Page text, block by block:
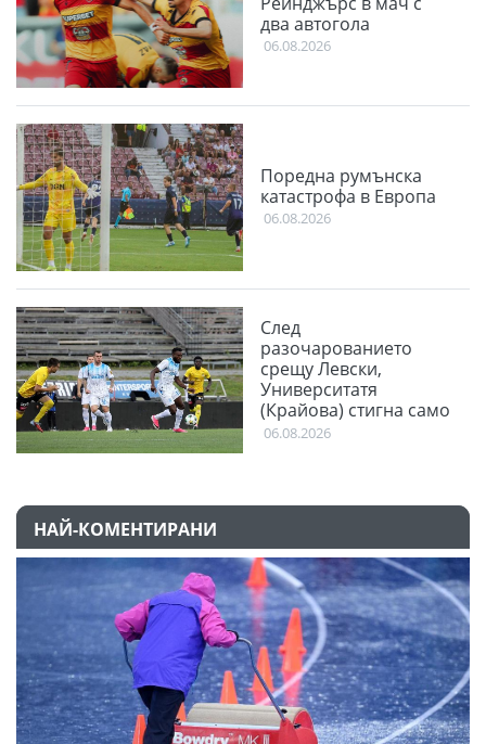
два автогола
06.08.2026
Поредна румънска
катастрофа в Европа
06.08.2026
След
разочарованието
срещу Левски,
Университатя
(Крайова) стигна само
до равенство във
06.08.2026
НАЙ-КОМЕНТИРАНИ